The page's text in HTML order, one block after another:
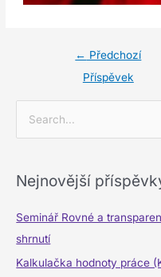
← Předchozí
Příspěvek
lNejnovější
Seminář Rovné a
shrnutí
Kalkulačka hodnoty práce